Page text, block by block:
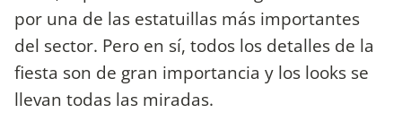
por una de las estatuillas más importantes
del sector. Pero en sí, todos los detalles de la
fiesta son de gran importancia y los looks se
llevan todas las miradas.